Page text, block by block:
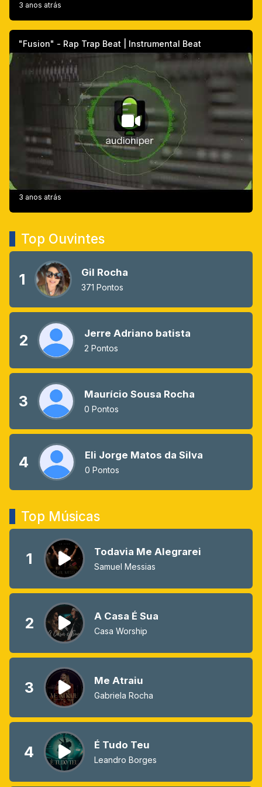
3 anos atrás
"Fusion" - Rap Trap Beat | Instrumental Beat
3 anos atrás
Top Ouvintes
1 Gil Rocha
371 Pontos
2 Jerre Adriano batista
2 Pontos
3 Maurício Sousa Rocha
0 Pontos
4 Eli Jorge Matos da Silva
0 Pontos
Top Músicas
1 Todavia Me Alegrarei
Samuel Messias
2 A Casa É Sua
Casa Worship
3 Me Atraiu
Gabriela Rocha
4 É Tudo Teu
Leandro Borges